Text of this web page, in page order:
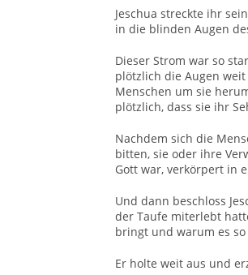
Jeschua streckte ihr
in die blinden Augen
Dieser Strom war so
plötzlich die Augen
Menschen um sie
plötzlich, dass sie ihr
Nachdem sich die
bitten, sie oder ihre
Gott war, verkörpert in
Und dann beschloss
der Taufe miterlebt
bringt und warum es
Er holte weit aus und